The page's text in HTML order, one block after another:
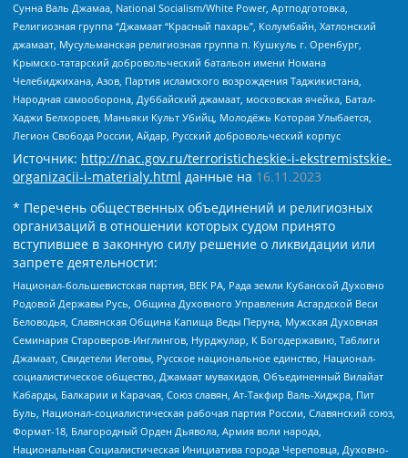
Сунна Валь Джамаа, National Socialism/White Power, Артподготовка,
Религиозная группа “Джамаат “Красный пахарь”, Колумбайн, Хатлонский
джамаат, Мусульманская религиозная группа п. Кушкуль г. Оренбург,
Крымско-татарский добровольческий батальон имени Номана
Челебиджихана, Азов, Партия исламского возрождения Таджикистана,
Народная самооборона, Дуббайский джамаат, московская ячейка, Батал-
Хаджи Белхороев, Маньяки Культ Убийц, Молодёжь Которая Улыбается,
Легион Свобода России, Айдар, Русский добровольческий корпус
Источник: http://nac.gov.ru/terroristicheskie-i-ekstremistskie-
organizacii-i-materialy.html данные на 16.11.2023
* Перечень общественных объединений и религиозных
организаций в отношении которых судом принято
вступившее в законную силу решение о ликвидации или
запрете деятельности:
Национал-большевистская партия, ВЕК РА, Рада земли Кубанской Духовно
Родовой Державы Русь, Община Духовного Управления Асгардской Веси
Беловодья, Славянская Община Капища Веды Перуна, Мужская Духовная
Семинария Староверов-Инглингов, Нурджулар, К Богодержавию, Таблиги
Джамаат, Свидетели Иеговы, Русское национальное единство, Национал-
социалистическое общество, Джамаат мувахидов, Объединенный Вилайат
Кабарды, Балкарии и Карачая, Союз славян, Ат-Такфир Валь-Хиджра, Пит
Буль, Национал-социалистическая рабочая партия России, Славянский союз,
Формат-18, Благородный Орден Дьявола, Армия воли народа,
Национальная Социалистическая Инициатива города Череповца, Духовно-